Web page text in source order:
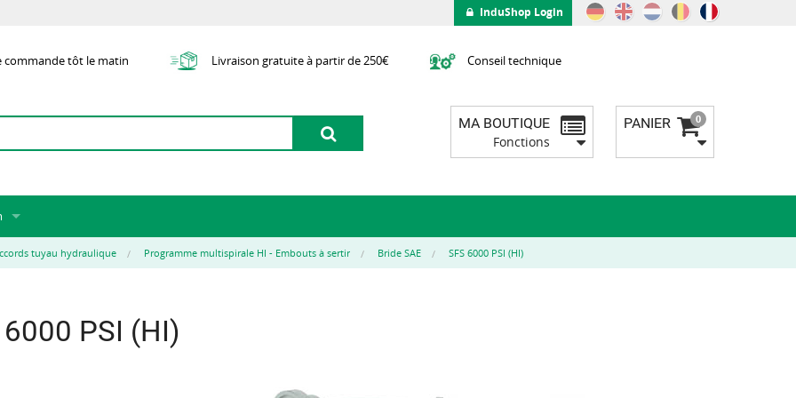
InduShop Login
commande tôt le matin Livraison gratuite à partir de 250€ Conseil technique
PANIER 0
MA BOUTIQUE
Fonctions
d'articles externes
noustuyau hydraulique Programme multispirale HI - Embouts à sertir Bride SAE SFS 6000 PSI (HI)
6000 PSI (HI)